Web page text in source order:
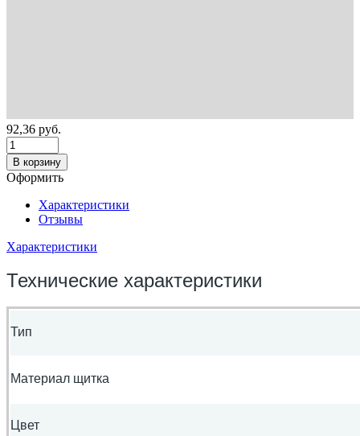
92,36 руб.
В корзину
Оформить
Характеристики
Отзывы
Характеристики
Технические характеристики
Тип
Материал щитка
Цвет